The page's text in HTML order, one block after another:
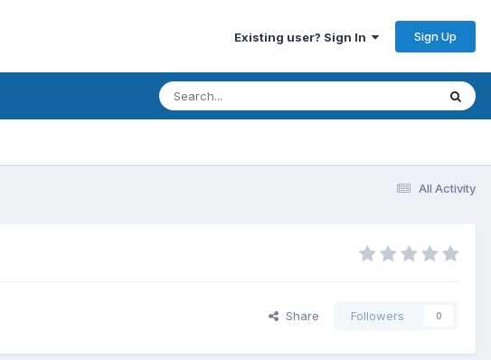
Existing user? Sign In Sign Up
All Activity
Share Followers 0